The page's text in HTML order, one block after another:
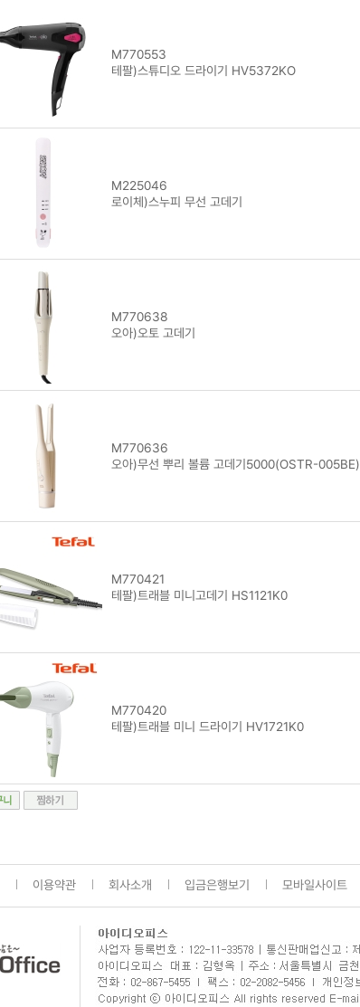
M770553
테팔)스튜디오 드라이기 HV5372KO
M225046
로이체)스누피 무선 고데기
M770638
오아)오토 고데기
M770636
오아)무선 뿌리 볼륨 고데기5000(OSTR-005BE)
M770421
테팔)트래블 미니고데기 HS1121K0
M770420
테팔)트래블 미니 드라이기 HV1721K0
이용약관 회사소개 입금은행보기 모바일사이트